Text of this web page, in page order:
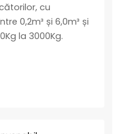
cu
0,2m³ și 6,0m³ și
la 3000Kg.